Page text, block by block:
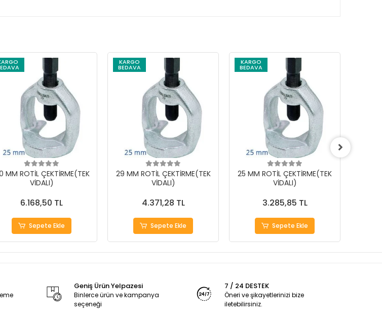
MM ROTİL ÇEKTİRME(TEK
VİDALI)
6.168,50 TL
Sepete Ekle
KARGO
BEDAVA
29 MM ROTİL ÇEKTİRME(TEK
VİDALI)
4.371,28 TL
Sepete Ekle
KARGO
BEDAVA
25 MM ROTİL ÇEKTİRME(TEK
VİDALI)
3.285,85 TL
Sepete Ekle
Geniş Ürün Yelpazesi
Binlerce ürün ve kampanya
seçeneği
7 / 24 DESTEK
Öneri ve şikayetlerinizi bize
iletebilirsiniz.